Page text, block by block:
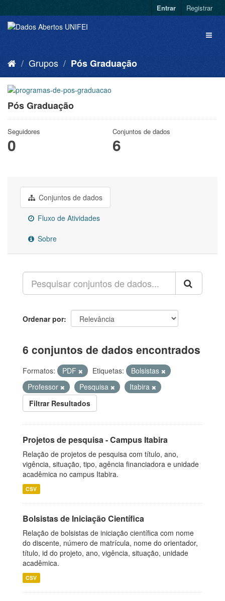
Entrar Registrar
Grupos Pós Graduação
Pós Graduação
Seguidores
0
Conjuntos de dados
6
Conjuntos de dados
Fluxo de Atividades
Sobre
Ordenar por
6 conjuntos de dados encontrados
Formatos: PDF Etiquetas:
Bolsistas
Professor
Pesquisa
Itabira
Filtrar Resultados
Projetos de pesquisa - Campus Itabira
Relação de projetos de pesquisa com título, ano,
vigência, situação, tipo, agência financiadora e unidade
acadêmica no campus Itabira.
CSV
Bolsistas de Iniciação Científica
Relação de bolsistas de iniciação científica com nome
do discente, número de matrícula, nome do orientador,
título, id do projeto, ano, vigência, situação, unidade
acadêmica.
CSV